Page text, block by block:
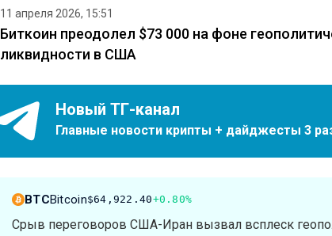
11 апреля 2026, 15:51
Биткоин преодолел $73 000 на фоне
ликвидности в США
Новый ТГ-канал
Главные новости крипты + дайджесты 3
BTCBitcoin$64,922.40+0.80%
Срыв переговоров США-Иран вызвал всплеск